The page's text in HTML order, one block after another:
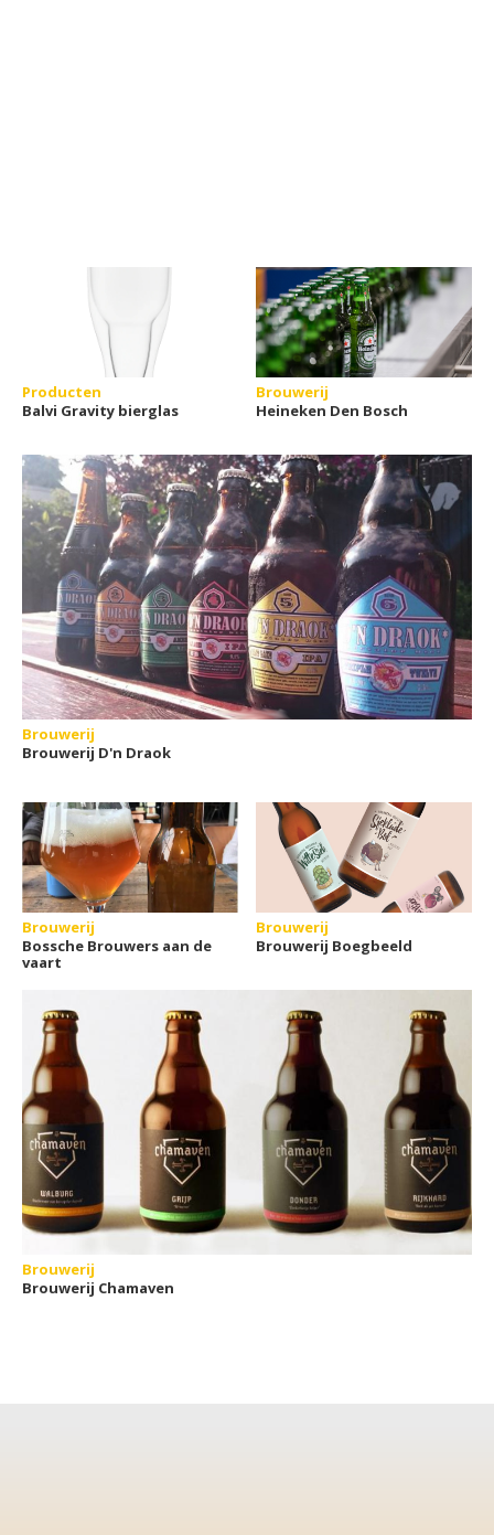
Producten
Balvi Gravity bierglas
Brouwerij
Heineken Den Bosch
Brouwerij
Brouwerij D'n Draok
Brouwerij
Bossche Brouwers aan de
vaart
Brouwerij
Brouwerij Boegbeeld
Brouwerij
Brouwerij Chamaven